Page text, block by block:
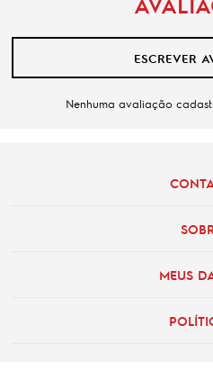
ESCREVER
Nenhuma avaliação
MEUS